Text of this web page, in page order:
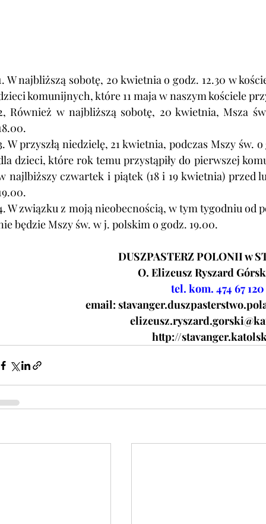
W najbliższą sobotę, 20 kwietnia o godz. 12.30 w
komunijnych, które 11 maja w naszym kościele
Również w najbliższą sobotę, 20 kwietnia, Msza
W przyszłą niedzielę, 21 kwietnia, podczas Mszy św.
dzieci, które rok temu przystąpiły do pierwszej
najlbiższy czwartek i piątek (18 i 19 kwietnia) przed
W związku z moją nieobecnością, w tym tygodniu od
będzie Mszy św. w j. polskim o godz. 19.00.
DUSZPASTERZ POLONII w
O. Elizeusz Ryszard
tel. kom. 474 67 120
email:
http://